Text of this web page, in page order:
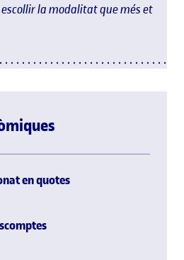
la modalitat que més et
en quotes